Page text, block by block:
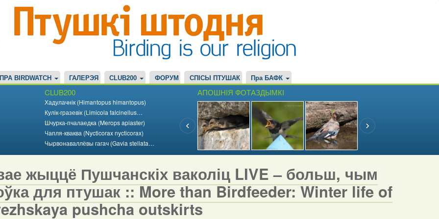
ПРА BIRDWATCH ГАЛЕРЭЯ CLUB200 ФОРУМ СПІСЫ ПТУШАК Пра БАФК
CLUB200
Хадулачнік (Himantopus himantopus)
Кулік-гразевік (Limicola falcinellus…
Шчурка-пчалаедка (Merops apiaster)
Чапля-кваква (Nycticorax nycticorax)
Чырвонаваллёвы гагач (Gavia stellata…
АПОШНІЯ ФОТАЗДЫМКІ
жыццё Пушчанскіх ваколіц LIVE – больш, чым
для птушак :: More than Birdfeeder: Winter life of
pushcha outskirts